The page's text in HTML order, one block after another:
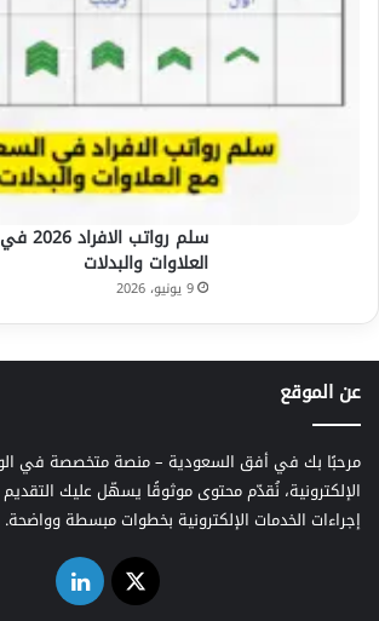
سلم
العلاوات والبدلات
9 يونيو، 2026
عن الموقع
مرحبًا بك في أفق السعودية – منصة متخصصة في
الإلكترونية، نُقدّم محتوى موثوقًا يسهّل عليك
إجراءات الخدمات الإلكترونية بخطوات مبسطة وواضحة.
‫X لينكدإن